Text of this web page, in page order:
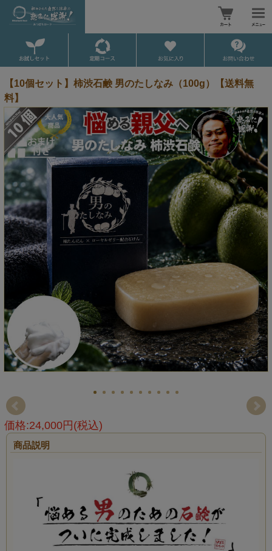
【10個セット】柿渋石鹸 男のたしなみ（100g）【送料無
料】
価格:24,000円(税込)
商品説明